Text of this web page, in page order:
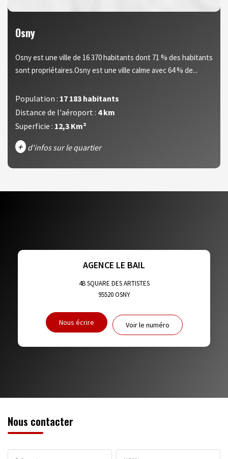
Osny
Osny est une ville de 16 370 habitants dont 71 % des habitants
sont propriétaires.Osny est une ville calme avec 64 % de...
Population : 17 183 habitants
Distance de l'aéroport : 4 km
Superficie : 12,3 Km²
+ d'infos sur le quartier
DISTANCE DE L'AÉROPORT : SUPERFICIE :
RESTAURANTS ET CAFÉS COMMERCES
AGENCE LE BAIL
4B SQUARE DES ARTISTES
95520OSNY
Nous écrire Voir le numéro
Nous contacter